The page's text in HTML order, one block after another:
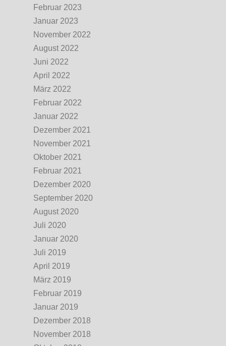
Februar 2023
Januar 2023
November 2022
August 2022
Juni 2022
April 2022
März 2022
Februar 2022
Januar 2022
Dezember 2021
November 2021
Oktober 2021
Februar 2021
Dezember 2020
September 2020
August 2020
Juli 2020
Januar 2020
Juli 2019
April 2019
März 2019
Februar 2019
Januar 2019
Dezember 2018
November 2018